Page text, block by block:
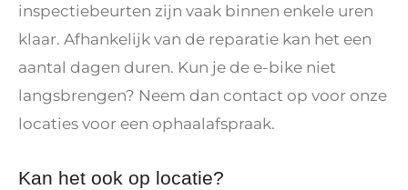
inspectiebeurten zijn vaak binnen enkele uren
klaar. Afhankelijk van de reparatie kan het een
aantal dagen duren. Kun je de e-bike niet
langsbrengen? Neem dan contact op voor onze
locaties voor een ophaalafspraak.
Kan het ook op locatie?